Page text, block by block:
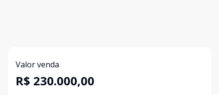
Valor venda
R$ 230.000,00